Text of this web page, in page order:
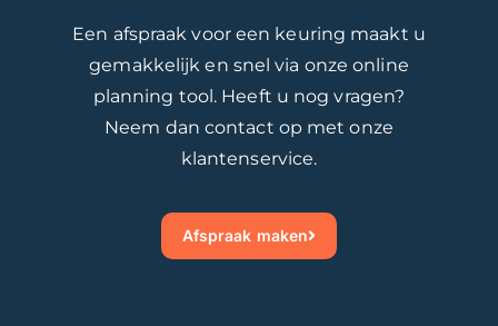
Een afspraak voor een keuring maakt u
gemakkelijk en snel via onze online
planning tool. Heeft u nog vragen?
Neem dan contact op met onze
klantenservice.
Afspraak maken